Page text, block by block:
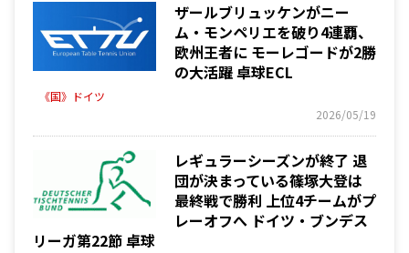
ザールブリュッケンがニー
ム・モンペリエを破り4連覇、
欧州王者に モーレゴードが2勝
の大活躍 卓球ECL
《国》ドイツ
2026/05/19
レギュラーシーズンが終了 退
団が決まっている篠塚大登は
最終戦で勝利 上位4チームがプ
レーオフへ ドイツ・ブンデス
リーガ第22節 卓球